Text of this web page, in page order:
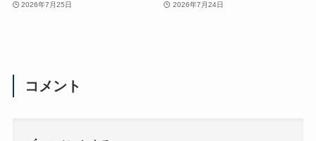
2026年7月25日 2026年7月24日
コメント